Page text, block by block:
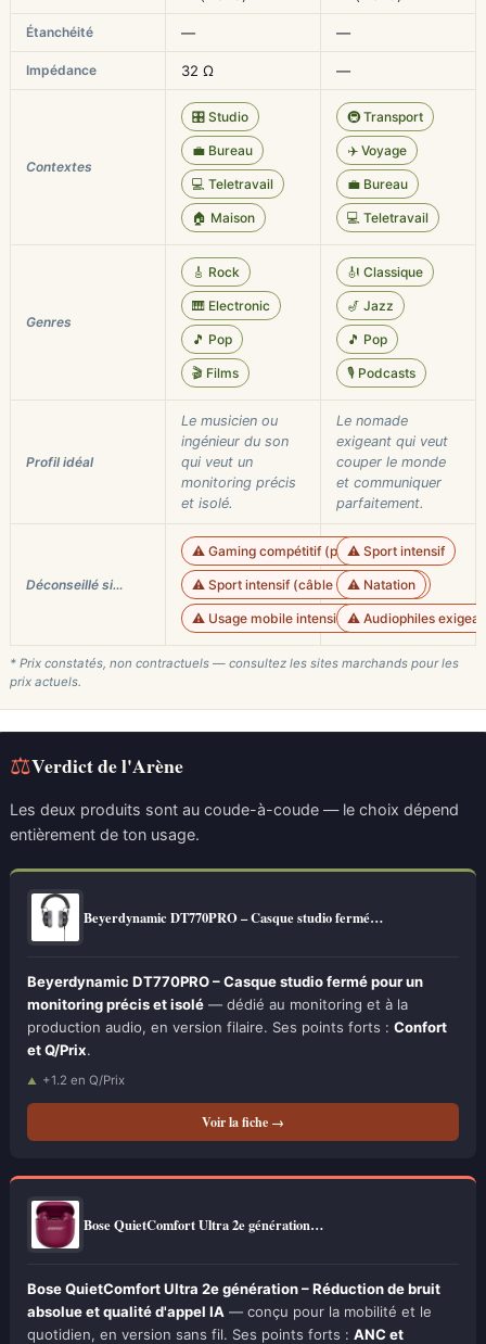
Étanchéité — —
Impédance 32 Ω —
Contextes
🎛️ Studio
💼 Bureau
💻 Teletravail
🏠 Maison
🚇 Transport
✈️ Voyage
💼 Bureau
💻 Teletravail
Genres
🎸 Rock
🎹 Electronic
🎵 Pop
🎬 Films
🎻 Classique
🎷 Jazz
🎵 Pop
🎙️ Podcasts
Profil idéal
Le musicien ou
ingénieur du son
qui veut un
monitoring précis
et isolé.
Le nomade
exigeant qui veut
couper le monde
et communiquer
parfaitement.
Déconseillé si…
⚠️ Gaming compétitif (pas de micro)
⚠️ Sport intensif (câble fixe et fermé)
⚠️ Usage mobile intensif (modèle 32Ω
⚠️ Sport intensif
⚠️ Natation
⚠️ Audiophiles
* Prix constatés, non contractuels — consultez les sites marchands pour les
prix actuels.
⚖Verdict de l'Arène
Les deux produits sont au coude-à-coude — le choix dépend
entièrement de ton usage.
Beyerdynamic DT770PRO – Casque studio fermé…
Beyerdynamic DT770PRO – Casque studio fermé pour un
monitoring précis et isolé — dédié au monitoring et à la
production audio, en version filaire. Ses points forts : Confort
et Q/Prix.
+1.2 en Q/Prix
Voir la fiche →
Bose QuietComfort Ultra 2e génération…
Bose QuietComfort Ultra 2e génération – Réduction de bruit
absolue et qualité d'appel IA — conçu pour la mobilité et le
quotidien, en version sans fil. Ses points forts : ANC et